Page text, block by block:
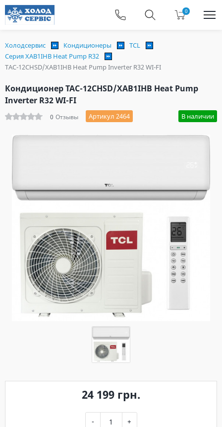
0
Холодсервис Кондиционеры
TCL
Серия XAB1IHB Heat Pump R32
TAC-12CHSD/XAB1IHB Heat Pump Inverter R32 WI-FI
Кондиционер TAC-12CHSD/XAB1IHB Heat Pump
Inverter R32 WI-FI
0 Отзывы Артикул 2464 В наличии
24 199 грн.
- +